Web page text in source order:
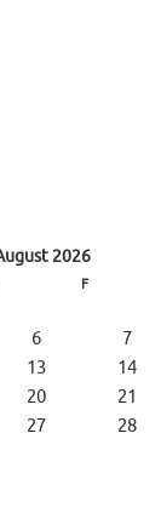
2026
F
6 7
13 14
20 21
27 28